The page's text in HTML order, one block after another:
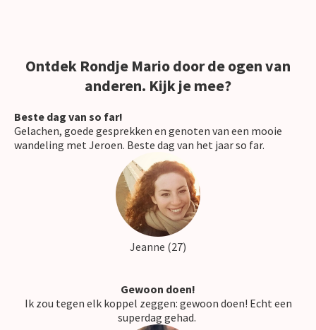
Ontdek Rondje Mario door de ogen van
anderen. Kijk je mee?
Beste dag van so far!
Gelachen, goede gesprekken en genoten van een mooie
wandeling met Jeroen. Beste dag van het jaar so far.
Jeanne (27)
Gewoon doen!
Ik zou tegen elk koppel zeggen: gewoon doen! Echt een
superdag gehad.